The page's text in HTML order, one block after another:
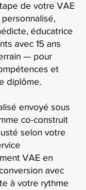
de votre VAE
personnalisé,
éducatrice
avec 15 ans
— pour
et
diplôme.
envoyé sous
co-construit
selon votre
VAE en
avec
à votre rythme